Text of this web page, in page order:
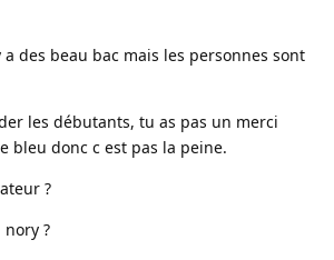
des beau bac mais les personnes sont
les débutants, tu as pas un merci
bleu donc c est pas la peine.
?
?